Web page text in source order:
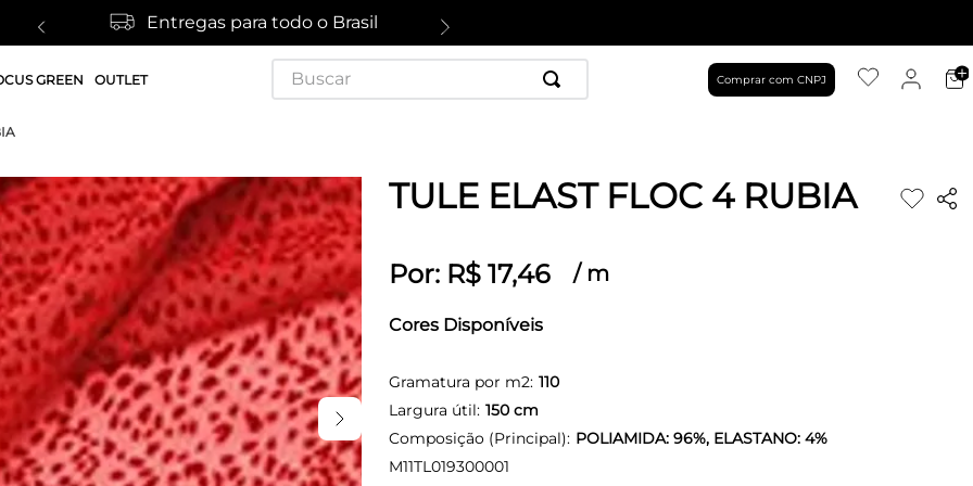
Entregas para todo o Brasil
GREEN OUTLET
Buscar
Comprar com CNPJ
TULE ELAST FLOC 4 RUBIA
Por: R$ 17,46 / m
Cores Disponíveis
Gramatura por m2: 110
Largura útil: 150cm
Composição (Principal): POLIAMIDA: 96%, ELASTANO: 4%
M11TL019300001